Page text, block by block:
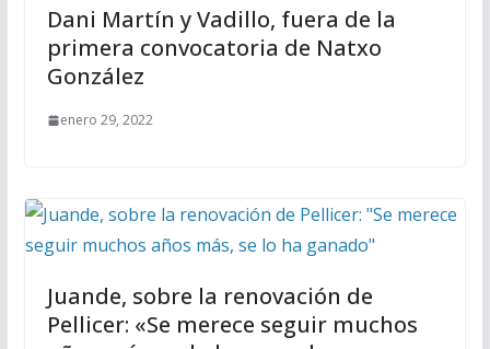
Dani Martín y Vadillo, fuera de la
primera convocatoria de Natxo
González
enero 29, 2022
Juande, sobre la renovación de
Pellicer: «Se merece seguir muchos